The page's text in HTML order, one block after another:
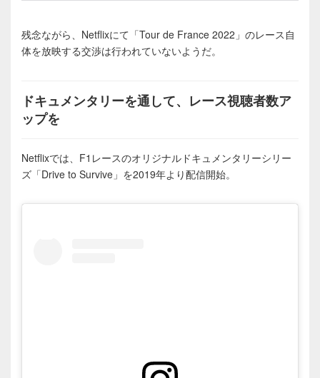
残念ながら、Netflixにて「Tour de France 2022」のレース自
体を放映する交渉は行われていないようだ。
ドキュメンタリーを通して、レース視聴者数ア
ップを
Netflixでは、F1レースのオリジナルドキュメンタリーシリー
ズ「Drive to Survive」を2019年より配信開始。